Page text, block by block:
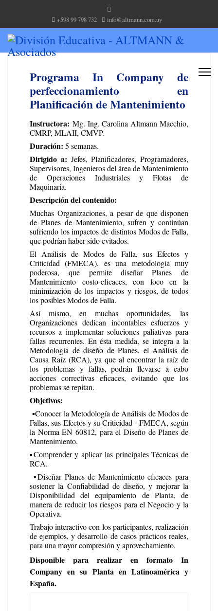
+598 99 798 732 info@altmann.com.uy
Programa In Company de
perfeccionamiento en
Planificación de Mantenimiento
Instructora: Mg. Ing. Carolina Altmann Macchio,
CMRP, MLAII, CMVP.
Duración: 5 semanas.
Dirigido a: Jefes, Planificadores, Programadores,
Supervisores, Ingenieros del área de Mantenimiento
de Operaciones Industriales y Flotas de
Maquinaria.
Descripción del contenido:
Muchas Organizaciones, a pesar de que disponen
de Planes de Mantenimiento, sufren y continúan
sufriendo los impactos de distintos Modos de Falla,
que podrían haber sido evitados.
El Análisis de Modos de Falla, sus Efectos y
Criticidad (FMECA), es una metodología muy
poderosa, que permite diseñar Planes de
Mantenimiento costo-eficaces, con foco en la
minimización de los impactos y riesgos, de todos
los posibles Modos de Falla.
Así mismo, en muchas oportunidades, las
Organizaciones dedican incontables esfuerzos y
recursos a implementar soluciones paliativas para
fallas recurrentes. En ésta medida, se integra a la
Metodología de diseño de Planes, el Análisis de
Causa Raíz (RCA), ya que al encontrar la raíz de
los problemas y fallas, podrán llevarse a cabo
acciones correctivas eficaces, evitando que los
problemas se repitan.
Objetivos:
▪️Conocer la Metodología de Análisis de Modos de
Fallas, sus Efectos y su Criticidad - FMECA, según
la Norma EN 60812, para el Diseño de Planes de
Mantenimiento.
▪️Comprender y aplicar las principales Técnicas de
RCA.
▪️Diseñar Planes de Mantenimiento eficaces para
sostener la Confiabilidad de diseño, y mejorar la
Disponibilidad del equipamiento de Planta, de
manera de reducir los riesgos para el Negocio y la
Operativa.
Trabajo interactivo con los participantes, realización
de ejemplos, y desarrollo de casos prácticos reales,
para una mayor compresión y aprovechamiento.
Disponible para realizar en formato In
Company en su Planta en Latinoamérica y
España.